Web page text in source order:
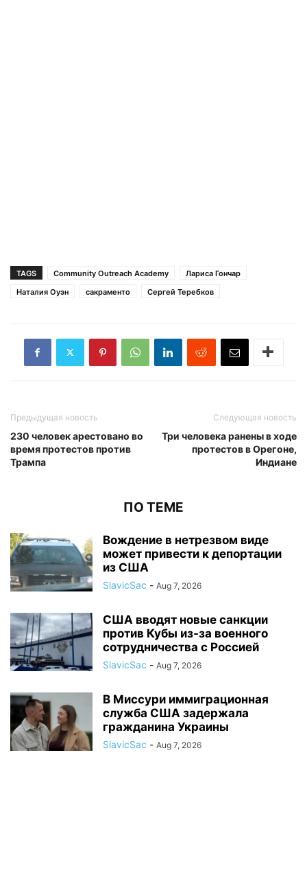
TAGS Community Outreach Academy
Лариса Гончар
Наталия Оуэн
сакраменто Сергей Теребков
Предыдущая новость
230 человек арестовано во
время протестов против
Трампа
Следующая новость
Три человека ранены в ходе
протестов в Орегоне,
Индиане
ПО ТЕМЕ
Вождение в нетрезвом виде
может привести к депортации
из США
SlavicSac - Aug 7, 2026
США вводят новые санкции
против Кубы из-за военного
сотрудничества с Россией
SlavicSac - Aug 7, 2026
В Миссури иммиграционная
служба США задержала
гражданина Украины
SlavicSac - Aug 7, 2026